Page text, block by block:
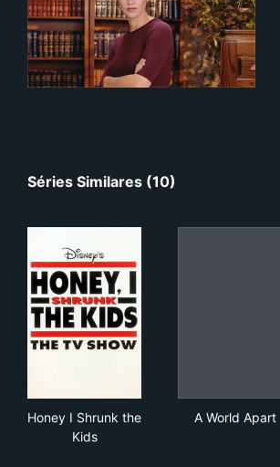
Séries Similares (10)
Honey I Shrunk the
Kids
A World Apart